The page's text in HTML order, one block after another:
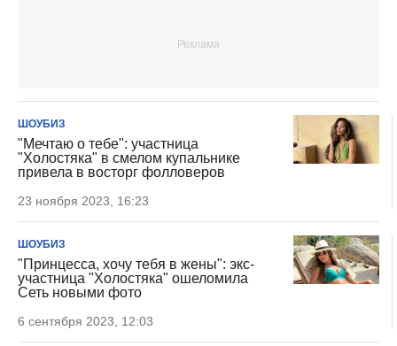
ШОУБИЗ
"Мечтаю о тебе": участница
"Холостяка" в смелом купальнике
привела в восторг фолловеров
23 ноября 2023, 16:23
ШОУБИЗ
"Принцесса, хочу тебя в жены": экс-
участница "Холостяка" ошеломила
Сеть новыми фото
6 сентября 2023, 12:03